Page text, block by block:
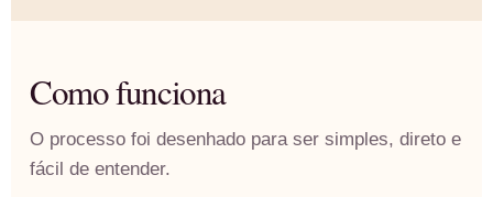
Como funciona
O processo foi desenhado para ser simples, direto e
fácil de entender.